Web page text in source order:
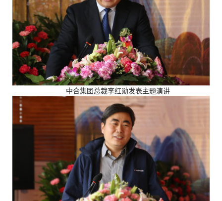
中合集团总裁李红勋发表主题演讲